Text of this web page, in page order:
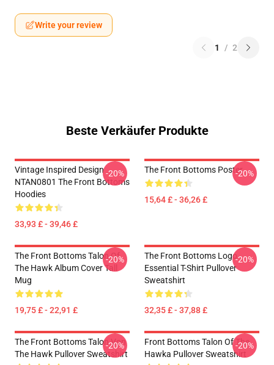
Write your review
1 / 2
Beste Verkäufer Produkte
Vintage Inspired Design
NTAN0801 The Front Bottoms
Hoodies
33,93 £ - 39,46 £
-20% The Front Bottoms Poster
15,64 £ - 36,26 £
-20%
The Front Bottoms Talon Of
The Hawk Album Cover Tall
Mug
19,75 £ - 22,91 £
-20%
The Front Bottoms Logo
Essential T-Shirt Pullover
Sweatshirt
32,35 £ - 37,88 £
-20%
The Front Bottoms Talon Von
The Hawk Pullover Sweatshirt
-20%
Front Bottoms Talon Of The
Hawka Pullover Sweatshirt
-20%